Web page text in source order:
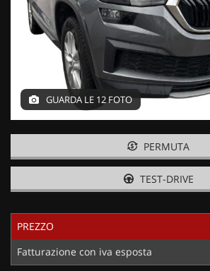
GUARDA LE 12 FOTO
PERMUTA
TEST-DRIVE
PREZZO
Fatturazione con iva esposta